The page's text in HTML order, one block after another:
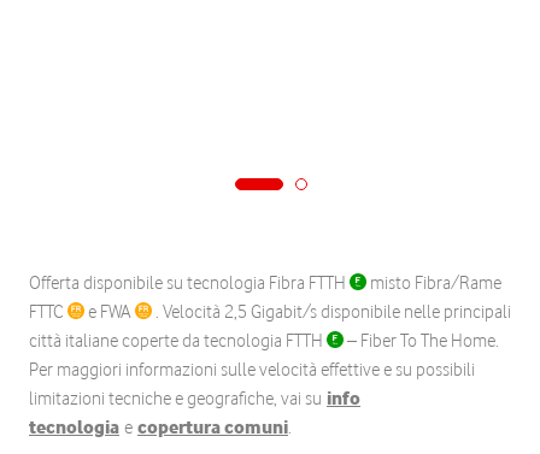
Offerta disponibile su tecnologia Fibra FTTH
misto Fibra/Rame
FTTC
e FWA
. Velocità 2,5 Gigabit/s disponibile nelle principali
città italiane coperte da tecnologia FTTH
– Fiber To The Home.
Per maggiori informazioni sulle velocità effettive e su possibili
limitazioni tecniche e geografiche, vai su info
tecnologia e copertura comuni.